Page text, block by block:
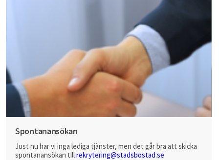
Spontanansökan
Just nu har vi inga lediga tjänster, men det går bra att skicka
spontanansökan tillrekrytering@stadsbostad.se